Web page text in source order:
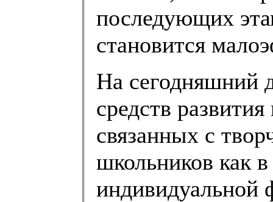
последующих
становится
На сегодняшний
средств
связанных с
школьников как
индивидуальной